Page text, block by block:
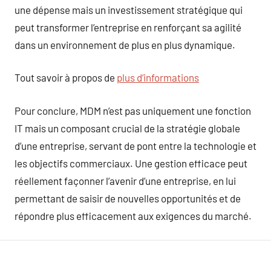
une dépense mais un investissement stratégique qui
peut transformer l’entreprise en renforçant sa agilité
dans un environnement de plus en plus dynamique.
Tout savoir à propos de plus d’informations
Pour conclure, MDM n’est pas uniquement une fonction
IT mais un composant crucial de la stratégie globale
d’une entreprise, servant de pont entre la technologie et
les objectifs commerciaux. Une gestion efficace peut
réellement façonner l’avenir d’une entreprise, en lui
permettant de saisir de nouvelles opportunités et de
répondre plus efficacement aux exigences du marché.